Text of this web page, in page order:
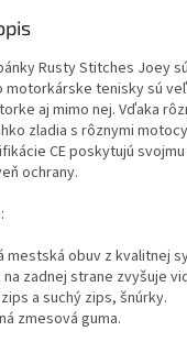
Rusty Stitches Joey
tenisky sú
aj mimo nej. Vďaka
zladia s rôznymi
CE poskytujú
ochrany.
mestská obuv z kvalitnej
na zadnej strane zvyšuje
zips a suchý zips, šnúrky.
zmesová guma.